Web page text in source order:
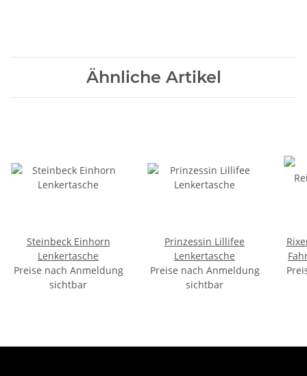
Ähnliche Artikel
Steinbeck Einhorn
Lenkertasche
Preise nach Anmeldung
sichtbar
Prinzessin Lillifee
Lenkertasche
Preise nach Anmeldung
sichtbar